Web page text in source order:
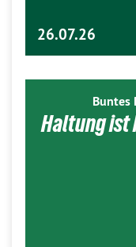
26.07.26
Buntes
Haltung ist